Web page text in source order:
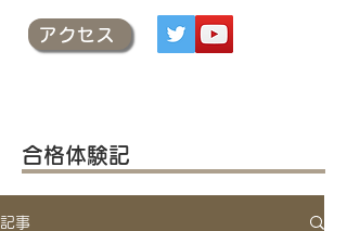
アクセス
合格体験記
記事